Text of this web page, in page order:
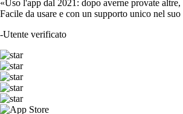
«Uso l'app dal 2021: dopo averne provate
Facile da usare e con un supporto unico nel suo
-Utente verificato